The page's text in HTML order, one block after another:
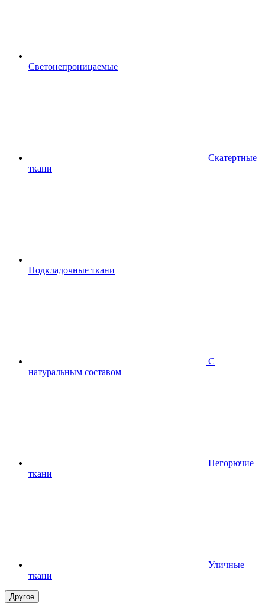
Светонепроницаемые
Скатертные
ткани
Подкладочные ткани
С
натуральным составом
Негорючие
ткани
Уличные
ткани
Другое